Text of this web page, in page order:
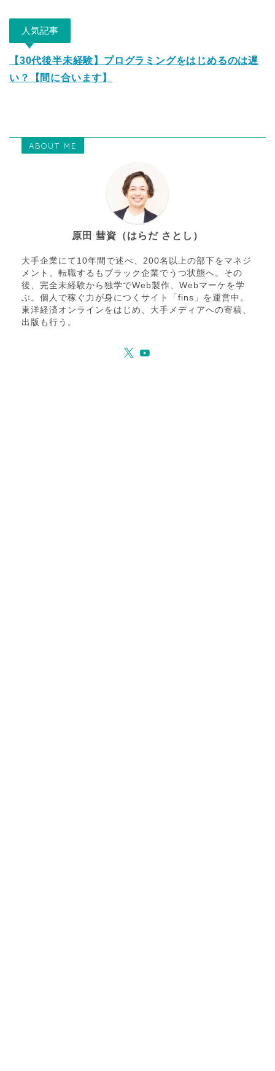
人気記事
【30代後半未経験】プログラミングをはじめるのは遅
い？【間に合います】
ABOUT ME
原田 彗資（はらだ さとし）
大手企業にて10年間で述べ、200名以上の部下をマネジ
メント。転職するもブラック企業でうつ状態へ。その
後、完全未経験から独学でWeb製作、Webマーケを学
ぶ。個人で稼ぐ力が身につくサイト「fins」を運営中。
東洋経済オンラインをはじめ、大手メディアへの寄稿、
出版も行う。